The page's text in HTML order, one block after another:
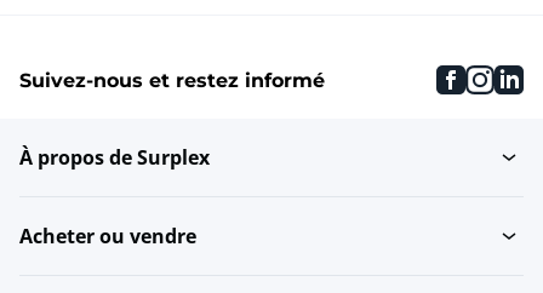
Suivez-nous et restez informé
À propos de Surplex
Acheter ou vendre